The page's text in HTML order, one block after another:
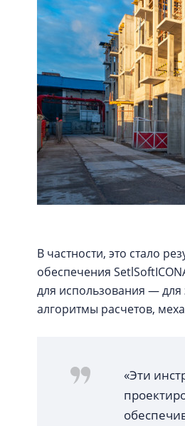
В частности, это стало
обеспечения
для использования — для
алгоритмы расчетов,
«Эти